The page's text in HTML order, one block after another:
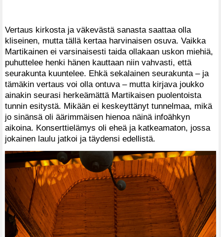
Vertaus kirkosta ja väkevästä sanasta saattaa olla
kliseinen, mutta tällä kertaa harvinaisen osuva. Vaikka
Martikainen ei varsinaisesti taida ollakaan uskon miehiä,
puhuttelee henki hänen kauttaan niin vahvasti, että
seurakunta kuuntelee. Ehkä sekalainen seurakunta – ja
tämäkin vertaus voi olla ontuva – mutta kirjava joukko
ainakin seurasi herkeämättä Martikaisen puolentoista
tunnin esitystä. Mikään ei keskeyttänyt tunnelmaa, mikä
jo sinänsä oli äärimmäisen hienoa näinä infoähkyn
aikoina. Konserttielämys oli eheä ja katkeamaton, jossa
jokainen laulu jatkoi ja täydensi edellistä.